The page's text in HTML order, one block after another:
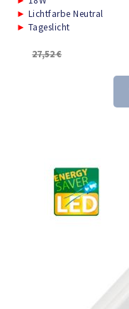
► Lichtfarbe Neutral
► Tageslicht
27,52€